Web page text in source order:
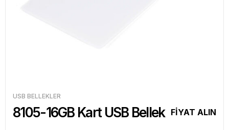
USB BELLEKLER
8105-16GB Kart USB Bellek FİYAT ALIN